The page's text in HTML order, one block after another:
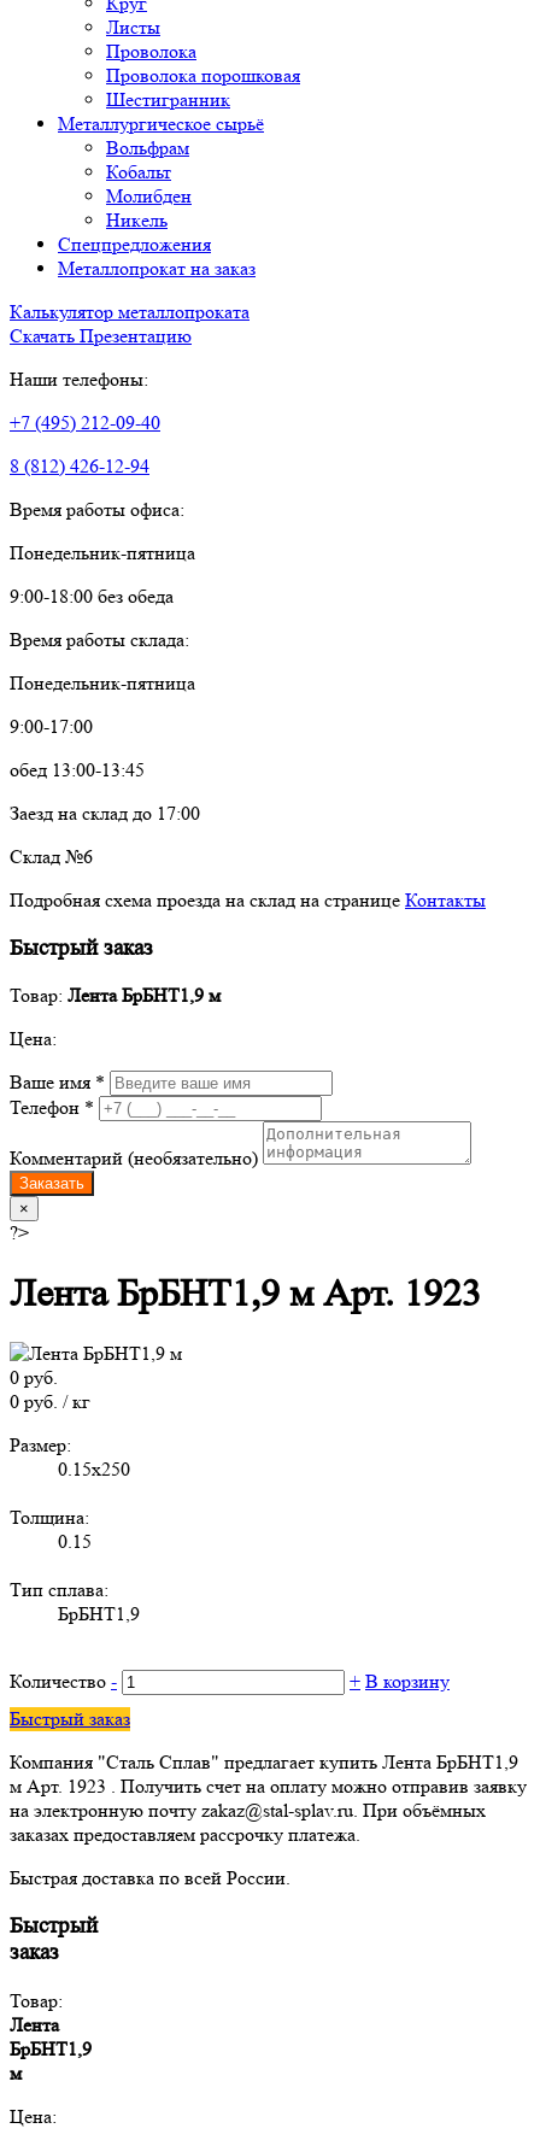
Листы
Проволока
Проволока порошковая
Шестигранник
Металлургическое сырьё
Вольфрам
Кобальт
Молибден
Никель
Спецпредложения
Металлопрокат на заказ
Калькулятор металлопроката
Скачать Презентацию
Наши телефоны:
+7 (495) 212-09-40
8 (812) 426-12-94
Время работы офиса:
Понедельник-пятница
9:00-18:00 без обеда
Время работы склада:
Понедельник-пятница
9:00-17:00
обед 13:00-13:45
Заезд на склад до 17:00
Склад №6
Подробная схема проезда на склад на странице Контакты
Быстрый заказ
Товар: Лента БрБНТ1,9 м
Цена:
Ваше имя *
Телефон *
Комментарий (необязательно)
Заказать
×
?>
Лента БрБНТ1,9 м Арт. 1923
0 руб.
0 руб. / кг
Размер:
0.15x250
Толщина:
0.15
Тип сплава:
БрБНТ1,9
Количество - + В корзину
Быстрый заказ
Компания "Сталь Сплав" предлагает купить Лента БрБНТ1,9
м Арт. 1923 . Получить счет на оплату можно отправив заявку
на электронную почту zakaz@stal-splav.ru. При объёмных
заказах предоставляем рассрочку платежа.
Быстрая доставка по всей России.
Быстрый
заказ
Товар:
Лента
БрБНТ1,9
м
Цена: